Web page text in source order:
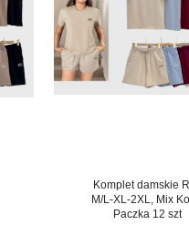
Komplet damskie
M/L-XL-2XL, Mix
Paczka 12 szt